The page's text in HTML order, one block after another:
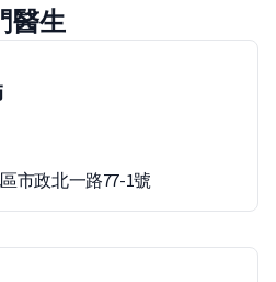
醫生
市政北一路77-1號